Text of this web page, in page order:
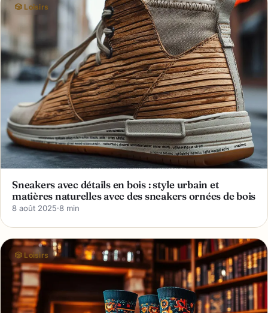
🎲 Loisirs
Sneakers avec détails en bois : style urbain et
matières naturelles avec des sneakers ornées de bois
8 août 2025·8 min
🎲 Loisirs